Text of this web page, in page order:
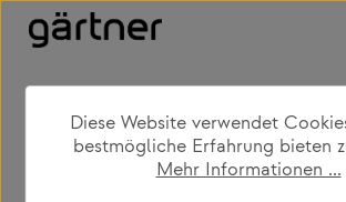
Zum Hauptinhalt springen
shop produkte leuchten
Diese Website verwendet
bestmögliche Erfahrung bieten
Mehr Informationen ...